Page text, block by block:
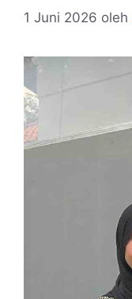
1 Juni 2026 oleh